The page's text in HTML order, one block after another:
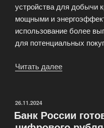
устройства для добычи
мощными и
использование более
для потенциальных
Читать далее
дорожает»
ОПУБЛИКОВАНО
26.11.2024
Банк России